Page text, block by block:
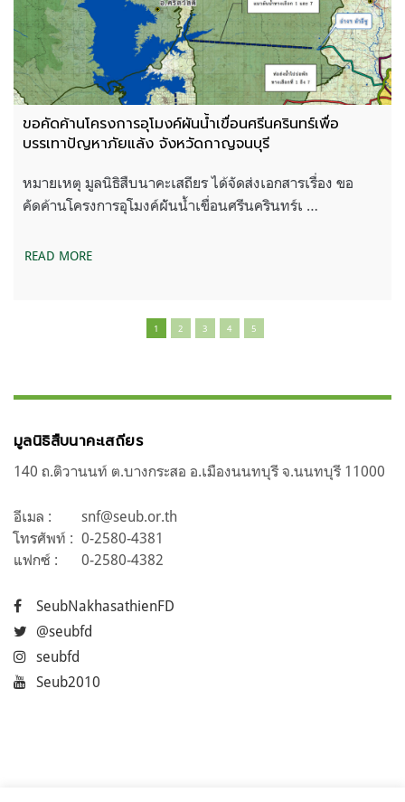
ขอคัดค้านโครงการอุโมงค์ผันน้ำเขื่อนศรีนครินทร์เพื่อ
บรรเทาปัญหาภัยแล้ง จังหวัดกาญจนบุรี
หมายเหตุ มูลนิธิสืบนาคะเสถียร ได้จัดส่งเอกสารเรื่อง ขอ
คัดค้านโครงการอุโมงค์ผัันน้ำเขื่อนศรีนครินทร์เ …
READ MORE
1 2 3 4 5
มูลนิธิสืบนาคะเสถียร
140 ถ.ติวานนท์ ต.บางกระสอ อ.เมืองนนทบุรี จ.นนทบุรี 11000
อีเมล :
snf@seub.or.th
โทรศัพท์ : 0-2580-4381
แฟกซ์ :
0-2580-4382
SeubNakhasathienFD
@seubfd
seubfd
Seub2010